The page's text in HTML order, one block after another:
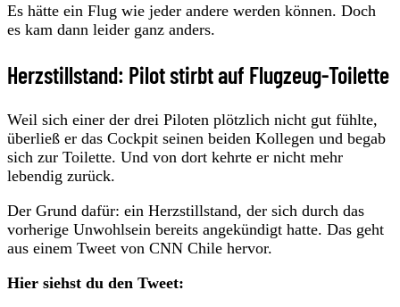
Es hätte ein Flug wie jeder andere werden können. Doch
es kam dann leider ganz anders.
Herzstillstand: Pilot stirbt auf Flugzeug-Toilette
Weil sich einer der drei Piloten plötzlich nicht gut fühlte,
überließ er das Cockpit seinen beiden Kollegen und begab
sich zur Toilette. Und von dort kehrte er nicht mehr
lebendig zurück.
Der Grund dafür: ein Herzstillstand, der sich durch das
vorherige Unwohlsein bereits angekündigt hatte. Das geht
aus einem Tweet von CNN Chile hervor.
Hier siehst du den Tweet: